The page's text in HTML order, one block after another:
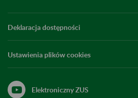
Deklaracja dostępności
Ustawienia plików cookies
Elektroniczny ZUS